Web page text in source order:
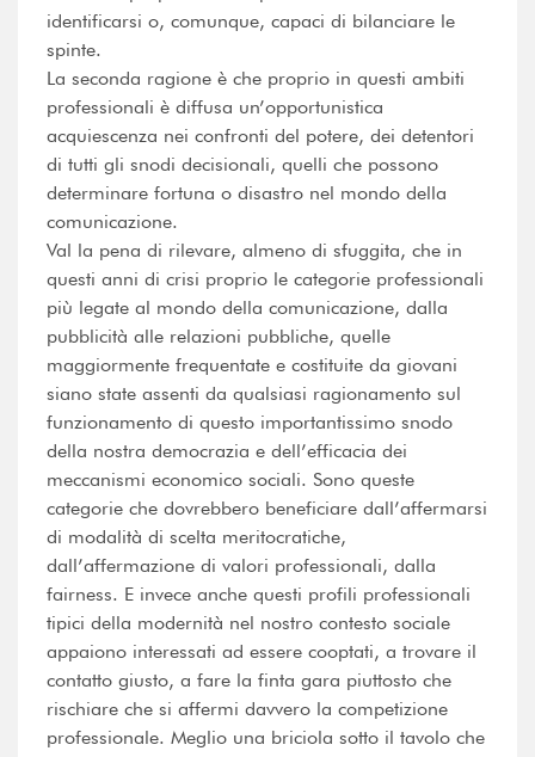
identificarsi o, comunque, capaci di bilanciare le
spinte.
La seconda ragione è che proprio in questi ambiti
professionali è diffusa un’opportunistica
acquiescenza nei confronti del potere, dei detentori
di tutti gli snodi decisionali, quelli che possono
determinare fortuna o disastro nel mondo della
comunicazione.
Val la pena di rilevare, almeno di sfuggita, che in
questi anni di crisi proprio le categorie professionali
più legate al mondo della comunicazione, dalla
pubblicità alle relazioni pubbliche, quelle
maggiormente frequentate e costituite da giovani
siano state assenti da qualsiasi ragionamento sul
funzionamento di questo importantissimo snodo
della nostra democrazia e dell’efficacia dei
meccanismi economico sociali. Sono queste
categorie che dovrebbero beneficiare dall’affermarsi
di modalità di scelta meritocratiche,
dall’affermazione di valori professionali, dalla
fairness. E invece anche questi profili professionali
tipici della modernità nel nostro contesto sociale
appaiono interessati ad essere cooptati, a trovare il
contatto giusto, a fare la finta gara piuttosto che
rischiare che si affermi davvero la competizione
professionale. Meglio una briciola sotto il tavolo che